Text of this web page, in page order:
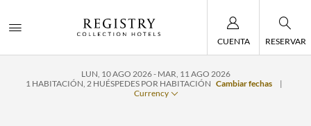
CUENTA RESERVAR
LUN, 10 AGO 2026
MAR, 11 AGO 2026
1 HABITACIÓN, 2 HUÉSPEDES POR HABITACIÓN Cambiar fechas
|
Currency